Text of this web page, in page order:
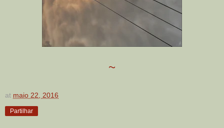
~
at maio 22, 2016
Partilhar